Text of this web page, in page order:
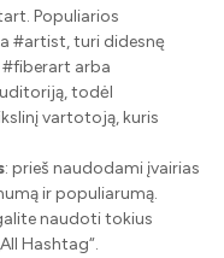
Populiarios
#artist, turi didesnę
arba
todėl
vartotoją, kuris
: prieš naudodami įvairias
ir populiarumą.
naudoti tokius
Hashtag“.